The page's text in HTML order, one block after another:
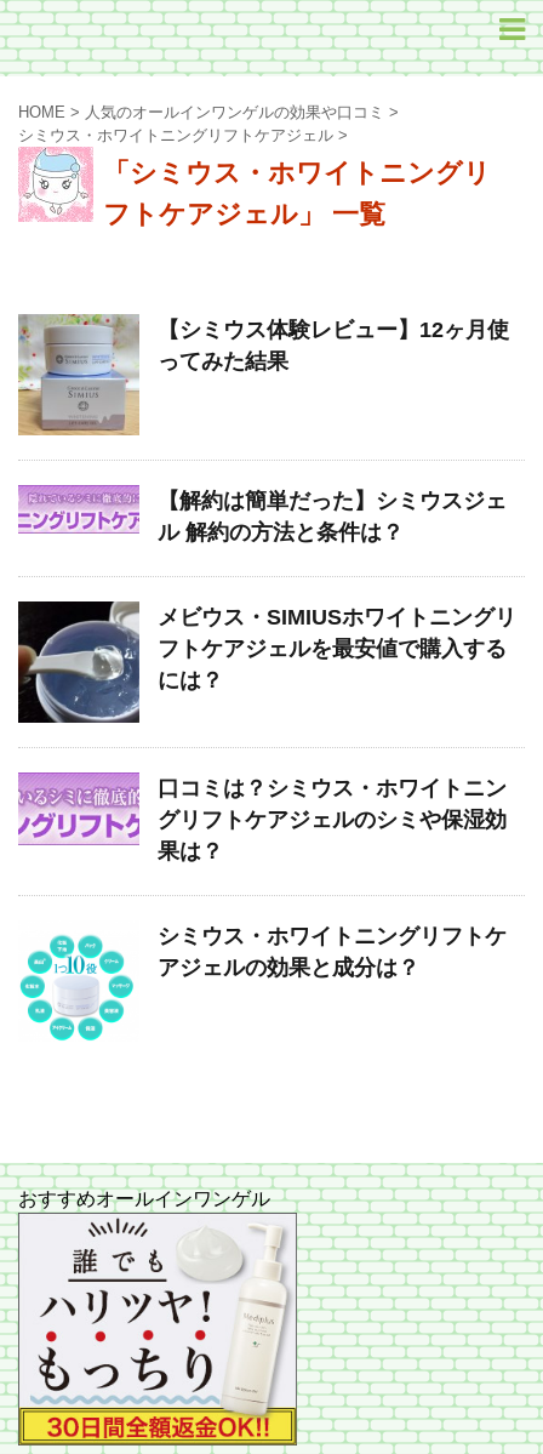
HOME > 人気のオールインワンゲルの効果や口コミ >
シミウス・ホワイトニングリフトケアジェル >
「シミウス・ホワイトニングリ
フトケアジェル」 一覧
【シミウス体験レビュー】12ヶ月使
ってみた結果
【解約は簡単だった】シミウスジェ
ル 解約の方法と条件は？
メビウス・SIMIUSホワイトニングリ
フトケアジェルを最安値で購入する
には？
口コミは？シミウス・ホワイトニン
グリフトケアジェルのシミや保湿効
果は？
シミウス・ホワイトニングリフトケ
アジェルの効果と成分は？
おすすめオールインワンゲル